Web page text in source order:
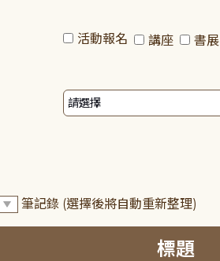
活動報名 講座 書展
筆記錄 (選擇後將自動重新整理)
標題